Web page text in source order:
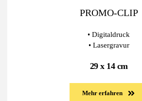
PROMO-CLIP
• Digitaldruck
• Lasergravur
29 x 14 cm
Mehr erfahren